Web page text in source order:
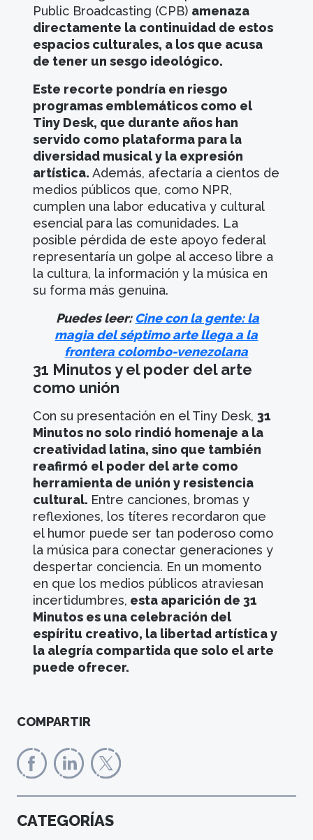
Public Broadcasting (CPB) amenaza
directamente la continuidad de estos
espacios culturales, a los que acusa
de tener un sesgo ideológico.
Este recorte pondría en riesgo
programas emblemáticos como el
Tiny Desk, que durante años han
servido como plataforma para la
diversidad musical y la expresión
artística. Además, afectaría a cientos de
medios públicos que, como NPR,
cumplen una labor educativa y cultural
esencial para las comunidades. La
posible pérdida de este apoyo federal
representaría un golpe al acceso libre a
la cultura, la información y la música en
su forma más genuina.
Puedes leer: Cine con la gente: la
magia del séptimo arte llega a la
frontera colombo-venezolana
31 Minutos y el poder del arte
como unión
Con su presentación en el Tiny Desk,31
Minutos no solo rindió homenaje a la
creatividad latina, sino que también
reafirmó el poder del arte como
herramienta de unión y resistencia
cultural. Entre canciones, bromas y
reflexiones, los títeres recordaron que
el humor puede ser tan poderoso como
la música para conectar generaciones y
despertar conciencia. En un momento
en que los medios públicos atraviesan
incertidumbres, esta aparición de 31
Minutos es una celebración del
espíritu creativo, la libertad artística y
la alegría compartida que solo el arte
puede ofrecer.
COMPARTIR
CATEGORÍAS